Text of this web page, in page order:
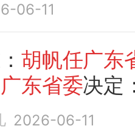
06-11
胡帆任广东
广东省委决定：
2026-06-11